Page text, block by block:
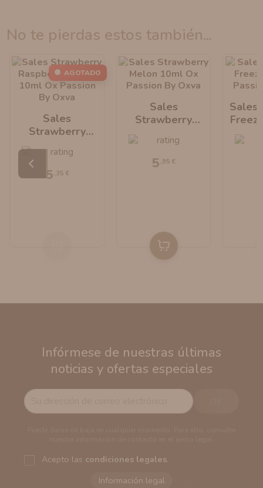
no te pierdas estos también...
Sales
Strawberry
Cherry 10ml Ox
Passion By Oxva
5 ,35 €
AGOTADO
Sales
Strawberry
Passion By Oxva
5 ,95 €
Sales
Infórmese de nuestras últimas
noticias y ofertas especiales
Acepto las condiciones legales.
Responsable del tratamiento: VAPERS GROUPS